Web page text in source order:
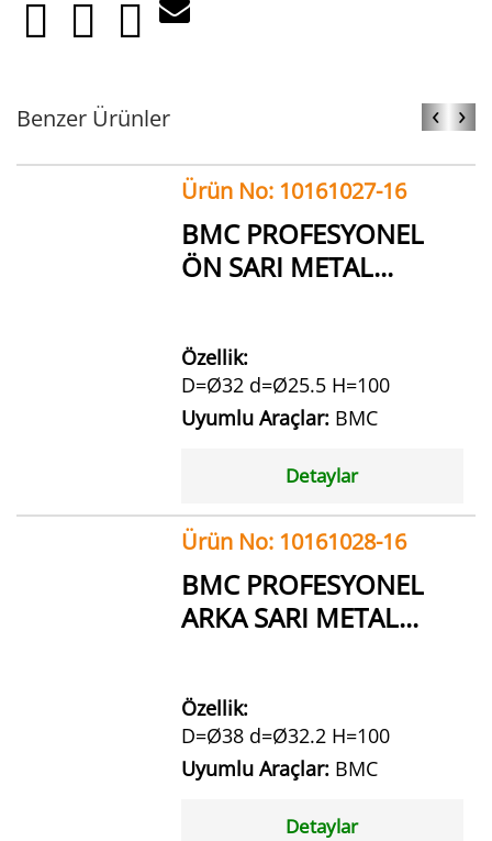
Benzer Ürünler ‹ ›
Ürün No: 10161027-16
BMC PROFESYONEL
ÖN SARI METAL...
Özellik:
D=Ø32 d=Ø25.5 H=100
Uyumlu Araçlar: BMC
Detaylar
Ürün No: 10161028-16
BMC PROFESYONEL
ARKA SARI METAL...
Özellik:
D=Ø38 d=Ø32.2 H=100
Uyumlu Araçlar: BMC
Detaylar